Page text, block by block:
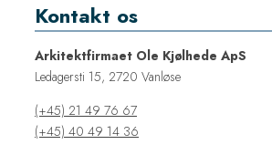
Kontakt os
Arkitektfirmaet Ole Kjølhede ApS
Ledagersti 15, 2720 Vanløse
(+45) 21 49 76 67
(+45) 40 49 14 36